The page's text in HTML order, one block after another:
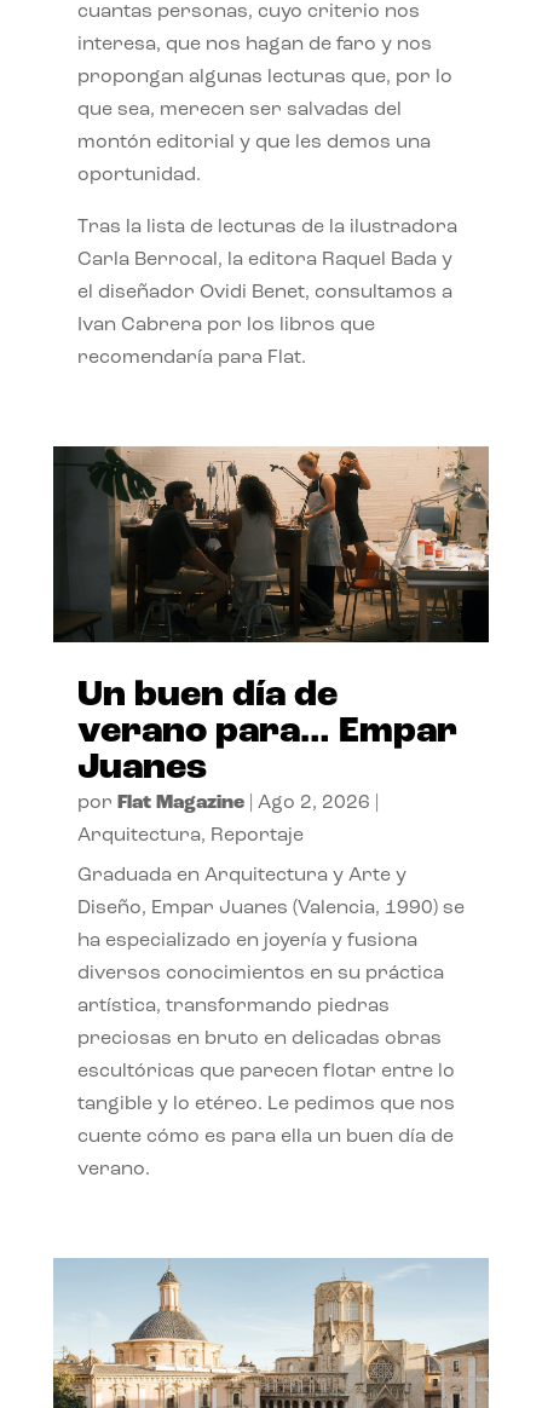
cuantas personas, cuyo criterio nos
interesa, que nos hagan de faro y nos
propongan algunas lecturas que, por lo
que sea, merecen ser salvadas del
montón editorial y que les demos una
oportunidad.
Tras la lista de lecturas de la ilustradora
Carla Berrocal, la editora Raquel Bada y
el diseñador Ovidi Benet, consultamos a
Ivan Cabrera por los libros que
recomendaría para Flat.
Un buen día de
verano para… Empar
Juanes
por Flat Magazine| Ago 2, 2026
Arquitectura, Reportaje
Graduada en Arquitectura y Arte y
Diseño, Empar Juanes (Valencia, 1990) se
ha especializado en joyería y fusiona
diversos conocimientos en su práctica
artística, transformando piedras
preciosas en bruto en delicadas obras
escultóricas que parecen flotar entre lo
tangible y lo etéreo. Le pedimos que nos
cuente cómo es para ella un buen día de
verano.